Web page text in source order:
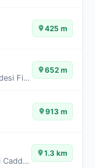
425 m
Muhittin Mahallesi Aydınevler Caddesi Fikir Sokak No:33
652 m
913 m
Reşadiye Mahallesi Mustafa Kemal Caddesi Yunus Emre 7. Sokak No:10
1.3 km